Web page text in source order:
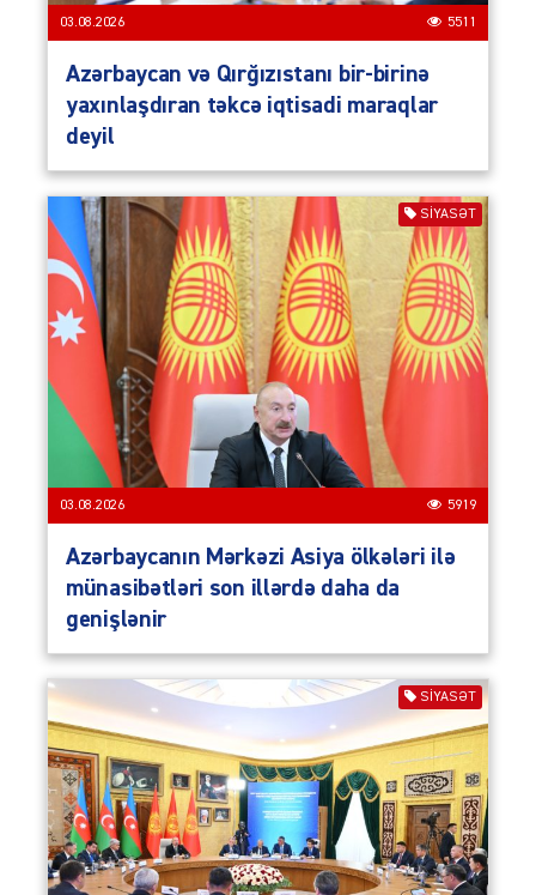
03.08.2026 5511
Azərbaycan və Qırğızıstanı bir-birinə
yaxınlaşdıran təkcə iqtisadi maraqlar
deyil
SIYASƏT
03.08.2026 5919
Azərbaycanın Mərkəzi Asiya ölkələri ilə
münasibətləri son illərdə daha da
genişlənir
SIYASƏT